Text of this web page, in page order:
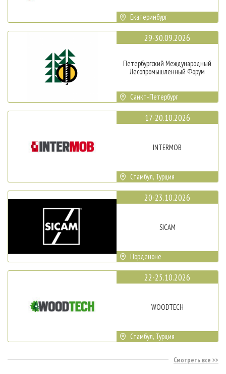
Екатеринбург
29-30.09.2026
Петербургский Международный
Лесопромышленный Форум
Санкт-Петербург
17-20.10.2026
INTERMOB
Стамбул, Турция
20-23.10.2026
SICAM
Порденоне
22-25.10.2026
WOODTECH
Стамбул, Турция
Смотреть все